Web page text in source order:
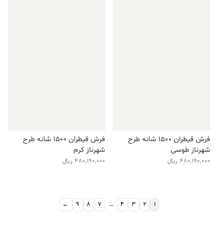
فرش قیطران ۱۵۰۰ شانه طرح
شهرناز طوسی
480,190,000 ریال
فرش قیطران ۱۵۰۰ شانه طرح
شهرناز کرم
480,190,000 ریال
1
2
3
4
…
7
8
9
←